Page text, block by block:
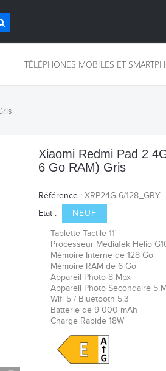
TÉLÉPHONES MOBILES ET
Xiaomi Redmi Pad 2
6 Go RAM) Gris
Référence : XRP24G-6/128_GRY
Etat :
NEUF
Tablette Tactile 11"
Processeur MediaTek Helio
Mémoire Interne de 128 Go
Mémoire RAM de 6 Go
Appareil Photo 8 Mpx
Appareil Photo Secondaire 5
Wifi 5 / Bluetooth 5.3
Batterie de 9000 mAh
Charge Rapide 18W